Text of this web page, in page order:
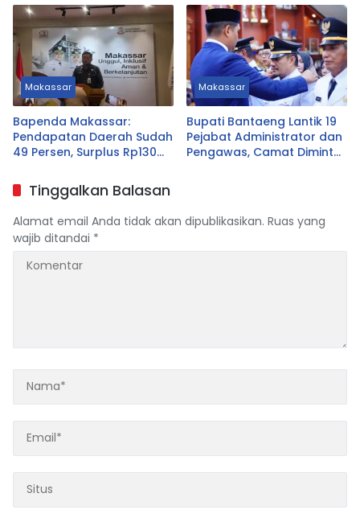
Seluruh Warga
Makassar
Bapenda Makassar:
Pendapatan Daerah Sudah
49 Persen, Surplus Rp130
Makassar
Bupati Bantaeng Lantik 19
Pejabat Administrator dan
Pengawas, Camat Diminta
Tinggalkan Balasan
Alamat email Anda tidak akan dipublikasikan. Ruas yang
wajib ditandai *